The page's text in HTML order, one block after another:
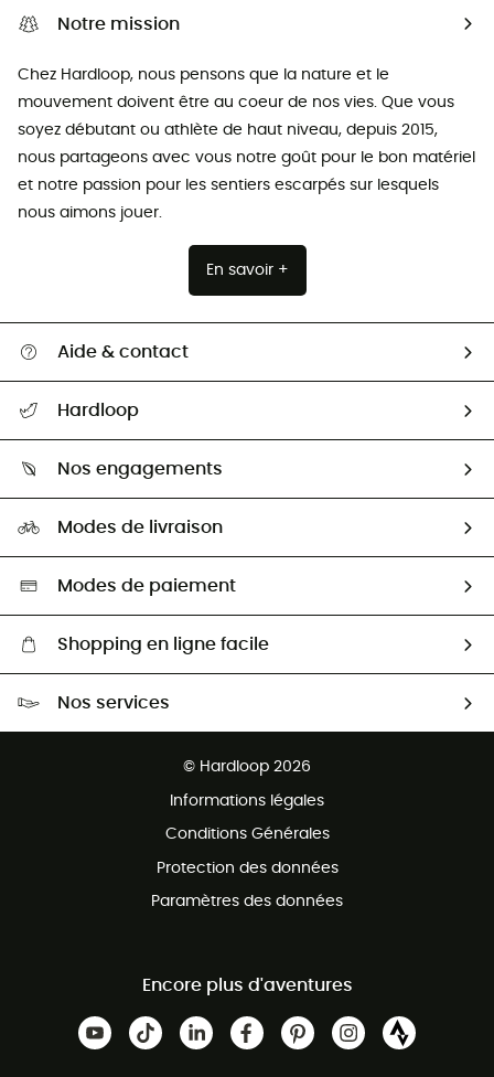
Notre mission
Chez Hardloop, nous pensons que la nature et le
mouvement doivent être au coeur de nos vies. Que vous
soyez débutant ou athlète de haut niveau, depuis 2015,
nous partageons avec vous notre goût pour le bon matériel
et notre passion pour les sentiers escarpés sur lesquels
nous aimons jouer.
En savoir +
Aide & contact
Guide des tailles
Seconde Main
Aide & Contact
Hardloop
HardGuides
Nos engagements
Sélection éco-responsable
Modes de livraison
Modes de paiement
Shopping en ligne facile
Nos services
© Hardloop 2026
Informations légales
Conditions Générales
Protection des données
Paramètres des données
Encore plus d'aventures